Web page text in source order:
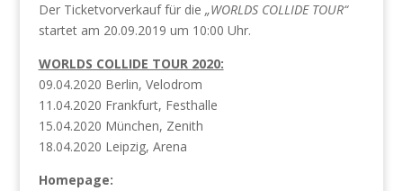
Der Ticketvorverkauf für die „WORLDS COLLIDE TOUR“
startet am 20.09.2019 um 10:00 Uhr.
WORLDS COLLIDE TOUR 2020:
09.04.2020 Berlin, Velodrom
11.04.2020 Frankfurt, Festhalle
15.04.2020 München, Zenith
18.04.2020 Leipzig, Arena
Homepage: